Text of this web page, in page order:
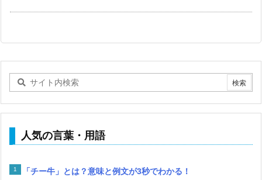
人気の言葉・用語
「チー牛」とは？意味と例文が3秒でわかる！